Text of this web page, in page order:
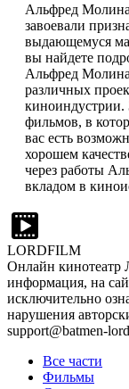
Альфред
завоевали
выдающемуся
вы найдете
Альфред
различных
киноиндустрии.
фильмов, в
вас есть
хорошем
через работы
вкладом в
LORDFILM
Онлайн
информация, на
исключительно
нарушения
support@batmen-
Все части
Фильмы